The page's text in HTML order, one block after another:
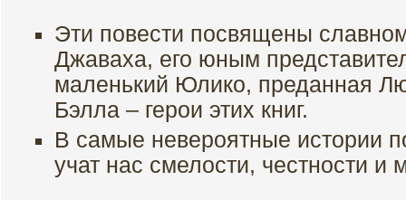
Эти повести посвящены
Джаваха, его юным
маленький Юлико, преданная
Бэлла – герои этих книг.
В самые невероятные истории
учат нас смелости, честности и